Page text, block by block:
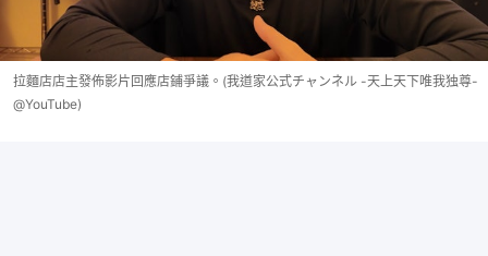
拉麵店店主發佈影片回應店鋪爭議。(我道家公式チャンネル -天上天下唯我独尊-
@YouTube)